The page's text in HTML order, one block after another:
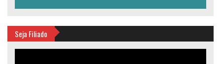
Seja Filiado